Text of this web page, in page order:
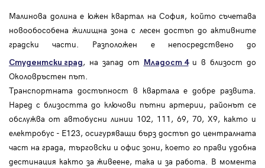
Малинова долина е южен квартал на София, който съчетава
новообособена жилищна зона с лесен достъп до активните
градски части. Разположен е непосредствено до
Студентски град, на запад от Младост 4и в близост до
Околовръстен път.
Транспортната достъпност в квартала е добре развита.
Наред с близостта до ключови пътни артерии, районът се
обслужва от автобусни линии 102, 111, 69, 70, Х9, както и
електробус - E123, осигуряващи бърз достъп до централната
част на града, търговски и офис зони, което го прави удобна
дестинация както за живеене, така и за работа. В момента